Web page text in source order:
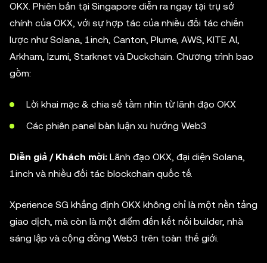
OKX. Phiên bản tại Singapore diễn ra ngay tại trụ sở
chính của OKX, với sự hợp tác của nhiều đối tác chiến
lược như Solana, 1inch, Canton, Plume, AWS, KITE AI,
Arkham, Izumi, Starknet và Duckchain. Chương trình bao
gồm:
Lời khai mạc & chia sẻ tầm nhìn từ lãnh đạo OKX
Các phiên panel bàn luận xu hướng Web3
Diễn giả / Khách mời: Lãnh đạo OKX, đại diện Solana,
1inch và nhiều đối tác blockchain quốc tế.
Xperience SG khẳng định OKX không chỉ là một nền tảng
giao dịch, mà còn là một điểm đến kết nối builder, nhà
sáng lập và cộng đồng Web3 trên toàn thế giới.